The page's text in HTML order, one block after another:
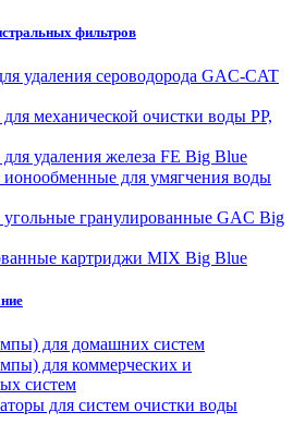
фильтров
удаления сероводорода GAC-CAT
механической очистки воды PP,
удаления железа FE Big Blue
для умягчения воды
гранулированные GAC Big
картриджи MIX Big Blue
для домашних систем
для коммерческих и
систем
для систем очистки воды